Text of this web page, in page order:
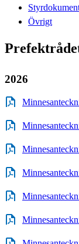
Övrigt
2026